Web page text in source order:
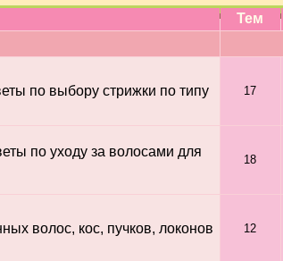
Тем
по выбору стрижки по типу
17
по уходу за волосами для
18
волос, кос, пучков, локонов
12